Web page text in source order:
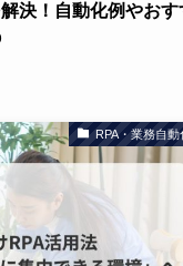
決！自動化例やおす
RPA・業務自動